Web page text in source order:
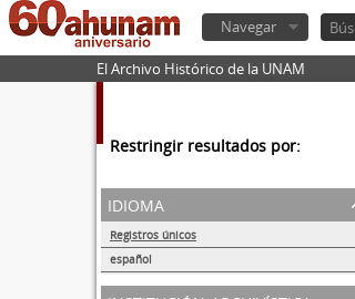
Navegar
El Archivo Histórico de la UNAM
Restringir resultados por:
idioma
Registros únicos
español